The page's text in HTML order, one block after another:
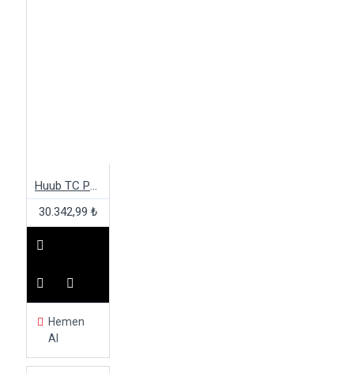
Huub TC Performance 3:5 Wetsuit
30.342,99 ₺
Hemen
Al